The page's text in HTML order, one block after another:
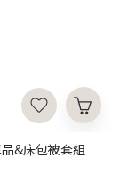
&床包被套組